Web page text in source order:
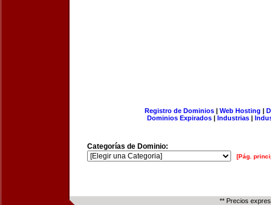
Registro de Dominios| Web Hosting |
Dominios Expirados | Industrias |
Categorías de Dominio:
[Pág.
** Precios